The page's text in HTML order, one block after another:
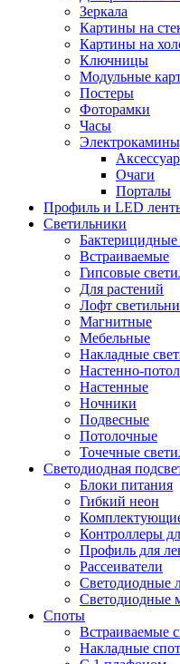
Зеркала
Картины на
Картины на
Ключницы
Модульные
Постеры
Фоторамки
Часы
Очаги
Порталы
Профиль и LED
Светильники
Бактерицидные
Встраиваемые
Гипсовые
Для растений
Лофт
Магнитные
Мебельные
Накладные
Настенно-
Настенные
Ночники
Подвесные
Потолочные
Точечные
Светодиодная
Блоки питания
Гибкий неон
Контроллеры
Профиль для
Рассеиватели
Светодиодные
Светодиодные
Споты
Встраиваемые
Накладные